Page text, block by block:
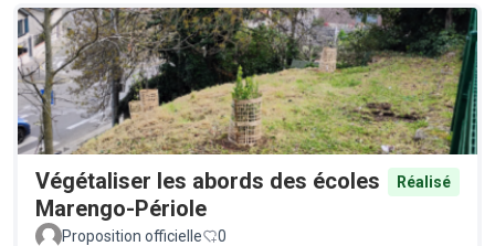
Végétaliser les abords des écoles
Marengo-Périole
Réalisé
Proposition officielle 0